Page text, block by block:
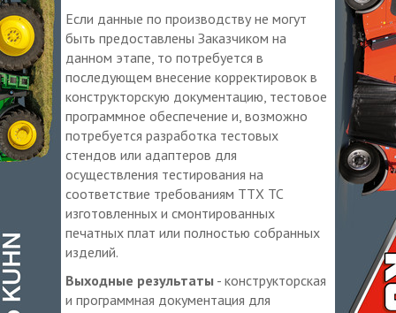
Если данные по производству не могут
быть предоставлены Заказчиком на
данном этапе, то потребуется в
последующем внесение корректировок в
конструкторскую документацию, тестовое
программное обеспечение и, возможно
потребуется разработка тестовых
стендов или адаптеров для
осуществления тестирования на
соответствие требованиям ТТХ ТС
изготовленных и смонтированных
печатных плат или полностью собранных
изделий.
Выходные результаты - конструкторская
и программная документация для